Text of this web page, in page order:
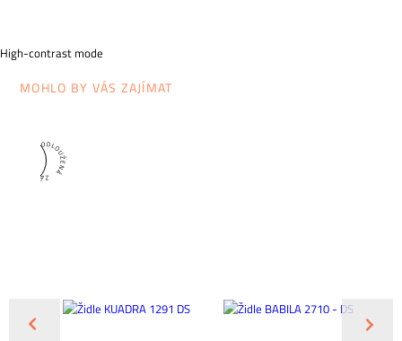
High-contrast mode
MOHLO BY VÁS ZAJÍMAT